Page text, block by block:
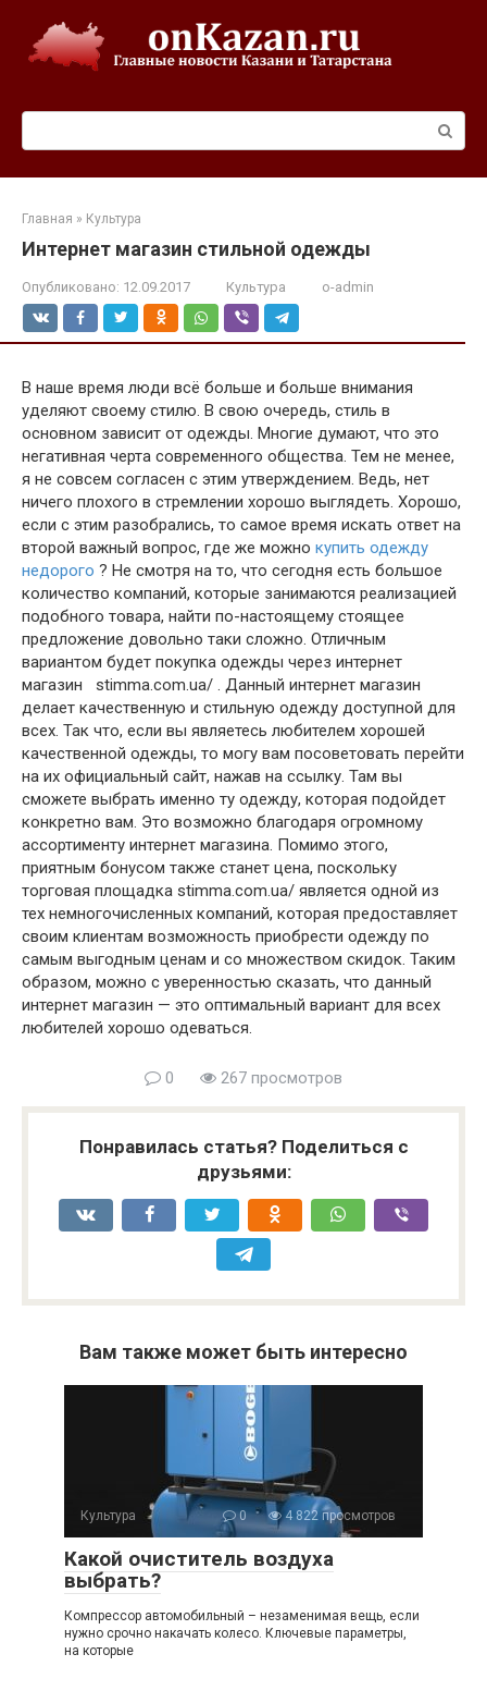
контенту
Главная » Культура
Интернет магазин стильной одежды
Опубликовано: 12.09.2017 Культура o-admin
В наше время люди всё больше и больше внимания
уделяют своему стилю. В свою очередь, стиль в
основном зависит от одежды. Многие думают, что это
негативная черта современного общества. Тем не менее,
я не совсем согласен с этим утверждением. Ведь, нет
ничего плохого в стремлении хорошо выглядеть. Хорошо,
если с этим разобрались, то самое время искать ответ на
второй важный вопрос, где же можно купить одежду
недорого ? Не смотря на то, что сегодня есть большое
количество компаний, которые занимаются реализацией
подобного товара, найти по-настоящему стоящее
предложение довольно таки сложно. Отличным
вариантом будет покупка одежды через интернет
магазин
stimma.com.ua/ . Данный интернет магазин
делает качественную и стильную одежду доступной для
всех. Так что, если вы являетесь любителем хорошей
качественной одежды, то могу вам посоветовать перейти
на их официальный сайт, нажав на ссылку. Там вы
сможете выбрать именно ту одежду, которая подойдет
конкретно вам. Это возможно благодаря огромному
ассортименту интернет магазина. Помимо этого,
приятным бонусом также станет цена, поскольку
торговая площадка stimma.com.ua/ является одной из
тех немногочисленных компаний, которая предоставляет
своим клиентам возможность приобрести одежду по
самым выгодным ценам и со множеством скидок. Таким
образом, можно с уверенностью сказать, что данный
интернет магазин — это оптимальный вариант для всех
любителей хорошо одеваться.
0 267 просмотров
Понравилась статья? Поделиться с
друзьями:
Вам также может быть интересно
Культура 0 4 822 просмотров
Какой очиститель воздуха
выбрать?
Компрессор автомобильный – незаменимая вещь, если
нужно срочно накачать колесо. Ключевые параметры,
на которые